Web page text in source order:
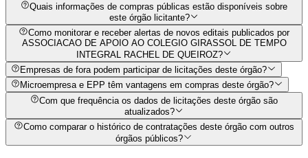
Quais informações de compras públicas estão disponíveis sobre
este órgão licitante?
Como monitorar e receber alertas de novos editais publicados por
ASSOCIACAO DE APOIO AO COLEGIO GIRASSOL DE TEMPO
INTEGRAL RACHEL DE QUEIROZ?
Empresas de fora podem participar de licitações deste órgão?
Microempresa e EPP têm vantagens em compras deste órgão?
Com que frequência os dados de licitações deste órgão são
atualizados?
Como comparar o histórico de contratações deste órgão com outros
órgãos públicos?